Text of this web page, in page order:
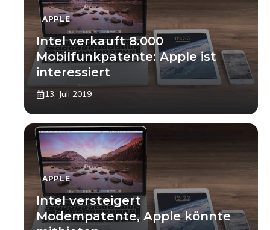
APPLE
Intel verkauft 8.000
Mobilfunkpatente: Apple ist
interessiert
13. Juli 2019
APPLE
Intel versteigert
Modempatente, Apple könnte